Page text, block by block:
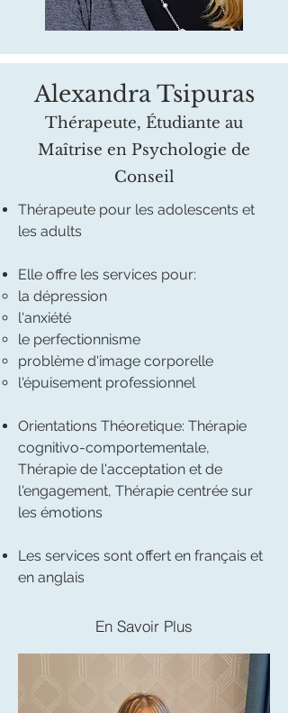
Alexandra Tsipuras
Thérapeute, Étudiante au
Maîtrise en Psychologie de
Conseil
Thérapeute pour les adolescents et
les adults
Elle offre les services pour:
la dépression​
l'anxiété
le perfectionnisme
problème d'image corporelle
l'épuisement professionnel
Orientations Théoretique: Thérapie
cognitivo-comportementale,
Thérapie de l'acceptation et de
l'engagement, Thérapie centrée sur
les émotions​
Les services sont offert en français et
en anglais
En Savoir Plus